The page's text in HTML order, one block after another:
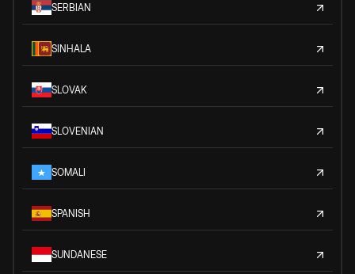
SERBIAN
SINHALA
SLOVAK
SLOVENIAN
SOMALI
SPANISH
SUNDANESE